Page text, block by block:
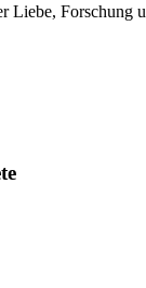
Liebe, Forschung